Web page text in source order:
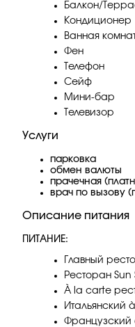
Балкон/
Кондиционер
Ванная
Фен
Телефон
Сейф
Мини-бар
Телевизор
Услуги
парковка
обмен валюты
прачечная
врач по вызову
Описание питания
ПИТАНИЕ:
Главный
Ресторан Sun
À la carte
Итальянский
Французский